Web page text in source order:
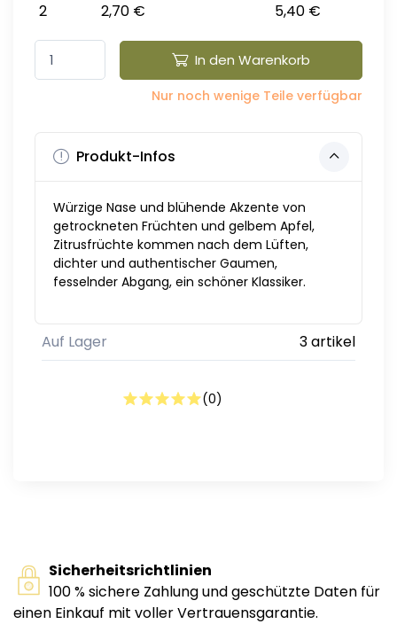
2
2,70 € 5,40 €
In den Warenkorb
Nur noch wenige Teile verfügbar
Produkt-Infos
Würzige Nase und blühende Akzente von
getrockneten Früchten und gelbem Apfel,
Zitrusfrüchte kommen nach dem Lüften,
dichter und authentischer Gaumen,
fesselnder Abgang, ein schöner Klassiker.
Auf Lager 3 artikel
(0)
Sicherheitsrichtlinien
100 % sichere Zahlung und geschützte Daten für
einen Einkauf mit voller Vertrauensgarantie.